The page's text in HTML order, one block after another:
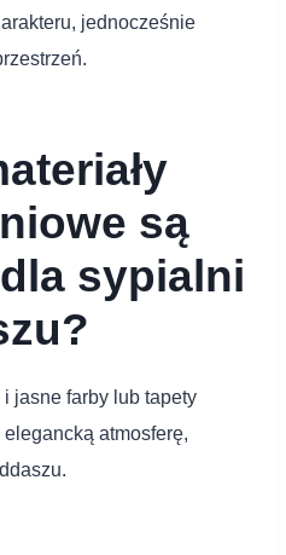
jednocześnie
są
sypialni
jasne farby lub tapety
atmosferę,